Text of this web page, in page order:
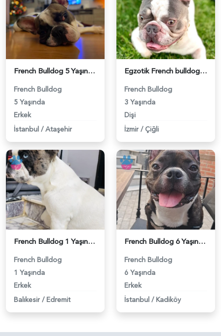
French Bulldog 5 Yaşında Eş Arıyor - 118981648
French Bulldog
5 Yaşında
Erkek
İstanbul / Ataşehir
Egzotik French bulldog oğlumuza eş arıyoruz - 118981533
French Bulldog
3 Yaşında
Dişi
İzmir / Çiğli
French Bulldog 1 Yaşında Eş Arıyor - 118980632
French Bulldog
1 Yaşında
Erkek
Balıkesir / Edremit
French Bulldog 6 Yaşında Oğluma Eş Arıyorum - 118980522
French Bulldog
6 Yaşında
Erkek
İstanbul / Kadiköy